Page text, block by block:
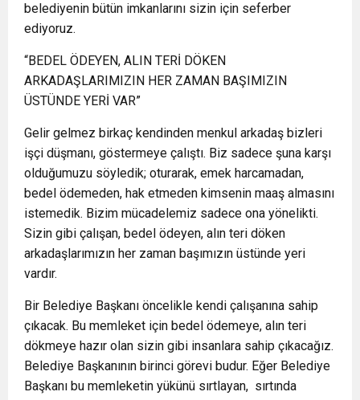
belediyenin bütün imkanlarını sizin için seferber
ediyoruz.
“BEDEL ÖDEYEN, ALIN TERİ DÖKEN
ARKADAŞLARIMIZIN HER ZAMAN BAŞIMIZIN
ÜSTÜNDE YERİ VAR”
Gelir gelmez birkaç kendinden menkul arkadaş bizleri
işçi düşmanı, göstermeye çalıştı. Biz sadece şuna karşı
olduğumuzu söyledik; oturarak, emek harcamadan,
bedel ödemeden, hak etmeden kimsenin maaş almasını
istemedik. Bizim mücadelemiz sadece ona yönelikti.
Sizin gibi çalışan, bedel ödeyen, alın teri döken
arkadaşlarımızın her zaman başımızın üstünde yeri
vardır.
Bir Belediye Başkanı öncelikle kendi çalışanına sahip
çıkacak. Bu memleket için bedel ödemeye, alın teri
dökmeye hazır olan sizin gibi insanlara sahip çıkacağız.
Belediye Başkanının birinci görevi budur. Eğer Belediye
Başkanı bu memleketin yükünü sırtlayan, sırtında